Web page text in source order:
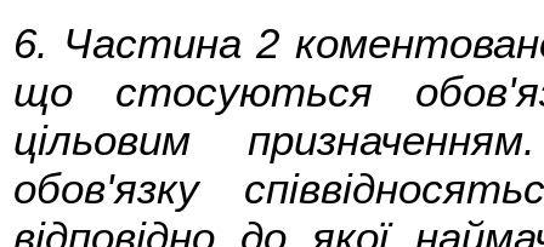
6. Частина 2
що стосуються
цільовим
обов'язку
відповідно до якої